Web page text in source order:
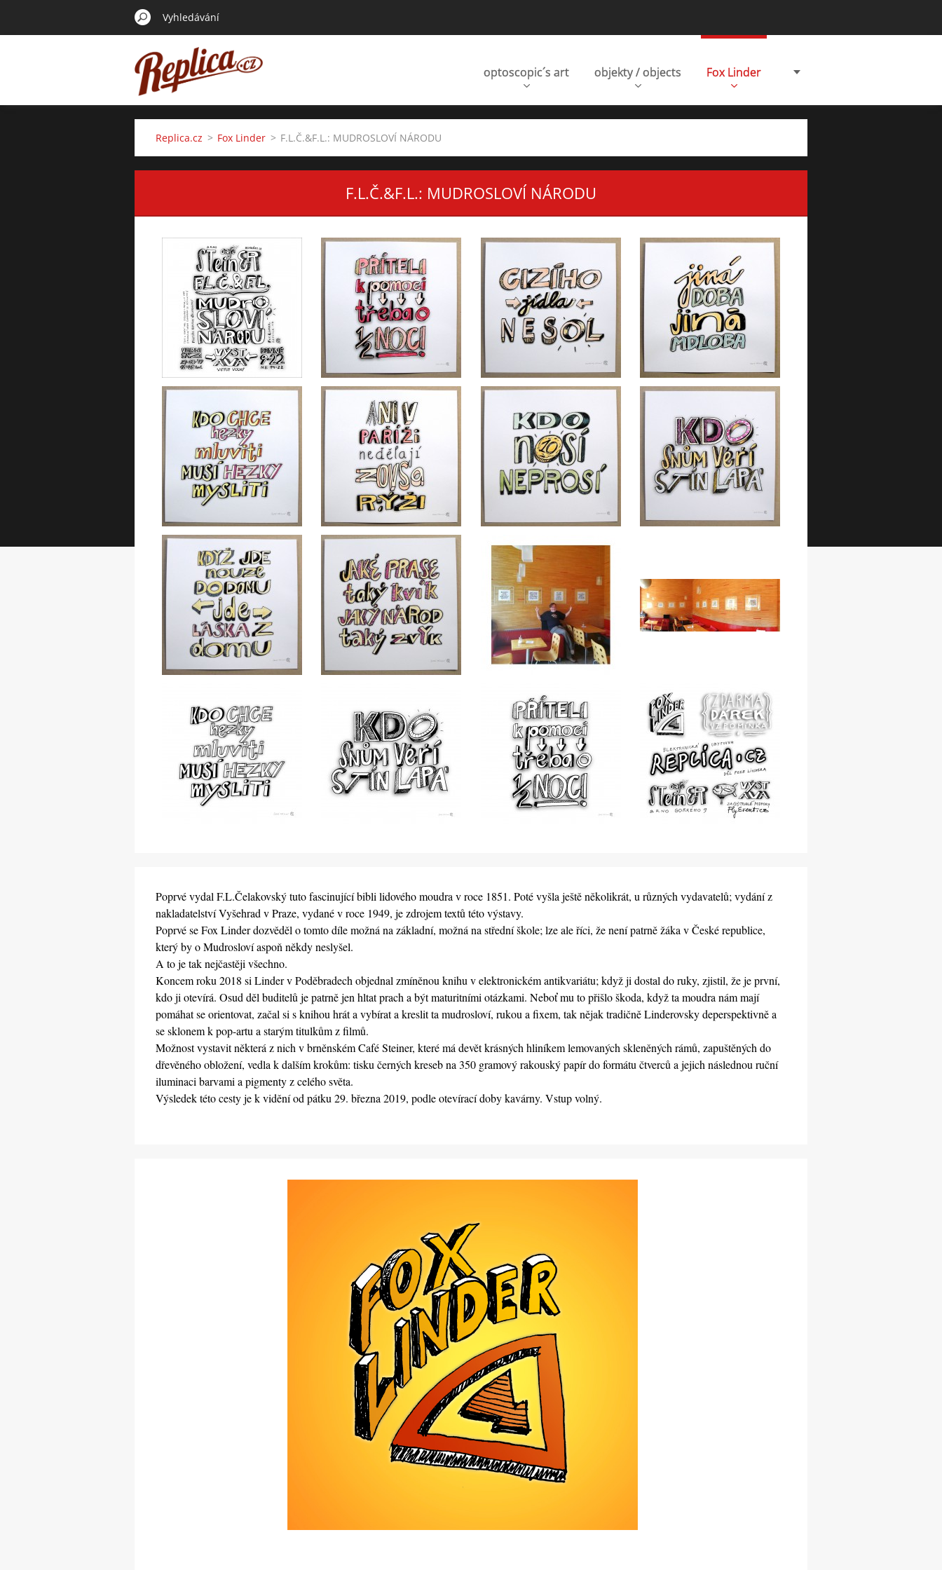
optoscopic´s art objekty / objects Fox Linder
Replica.cz > Fox Linder > F.L.Č.&F.L.: MUDROSLOVÍ NÁRODU
F.L.Č.&F.L.: MUDROSLOVÍ NÁRODU
Poprvé vydal F.L.Čelakovský tuto fascinující bibli lidového moudra v roce 1851. Poté vyšla ještě několikrát, u různých vydavatelů; vydání z
nakladatelství Vyšehrad v Praze, vydané v roce 1949, je zdrojem textů této výstavy.
Poprvé se Fox Linder dozvěděl o tomto díle možná na základní, možná na střední škole; lze ale říci, že není patrně žáka v České republice,
který by o Mudrosloví aspoň někdy neslyšel.
A to je tak nejčastěji všechno.
Koncem roku 2018 si Linder v Poděbradech objednal zmíněnou knihu v elektronickém antikvariátu; když ji dostal do ruky, zjistil, že je první,
kdo ji otevírá. Osud děl buditelů je patrně jen hltat prach a být maturitními otázkami. Neboť mu to přišlo škoda, když ta moudra nám mají
pomáhat se orientovat, začal si s knihou hrát a vybírat a kreslit ta mudrosloví, rukou a fixem, tak nějak tradičně Linderovsky deperspektivně a
se sklonem k pop-artu a starým titulkům z filmů.
Možnost vystavit některá z nich v brněnském Café Steiner, které má devět krásných hliníkem lemovaných skleněných rámů, zapuštěných do
dřevěného obložení, vedla k dalším krokům: tisku černých kreseb na 350 gramový rakouský papír do formátu čtverců a jejich následnou ruční
iluminaci barvami a pigmenty z celého světa.
Výsledek této cesty je k vidění od pátku 29. března 2019, podle otevírací doby kavárny. Vstup volný.